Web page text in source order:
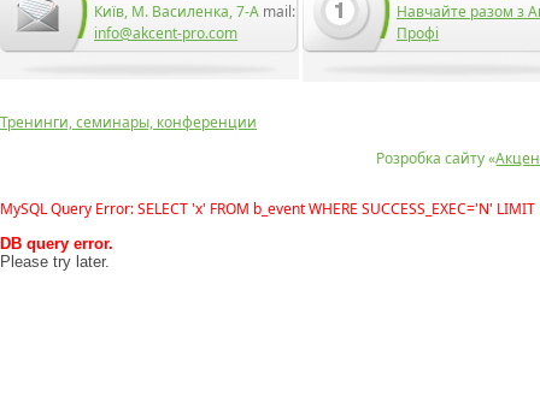
Київ, М. Василенка, 7-А mail:
info@akcent-pro.com
Навчайте разом з
Профі
Розробка сайту «
Тренинги, семинары, конференции
MySQL Query Error: SELECT 'x' FROM b_event WHERE SUCCESS_EXEC='N' LIMIT
DB query error.
Please try later.